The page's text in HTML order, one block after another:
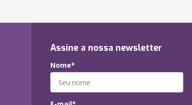
Assine a nossa newsletter
Nome*